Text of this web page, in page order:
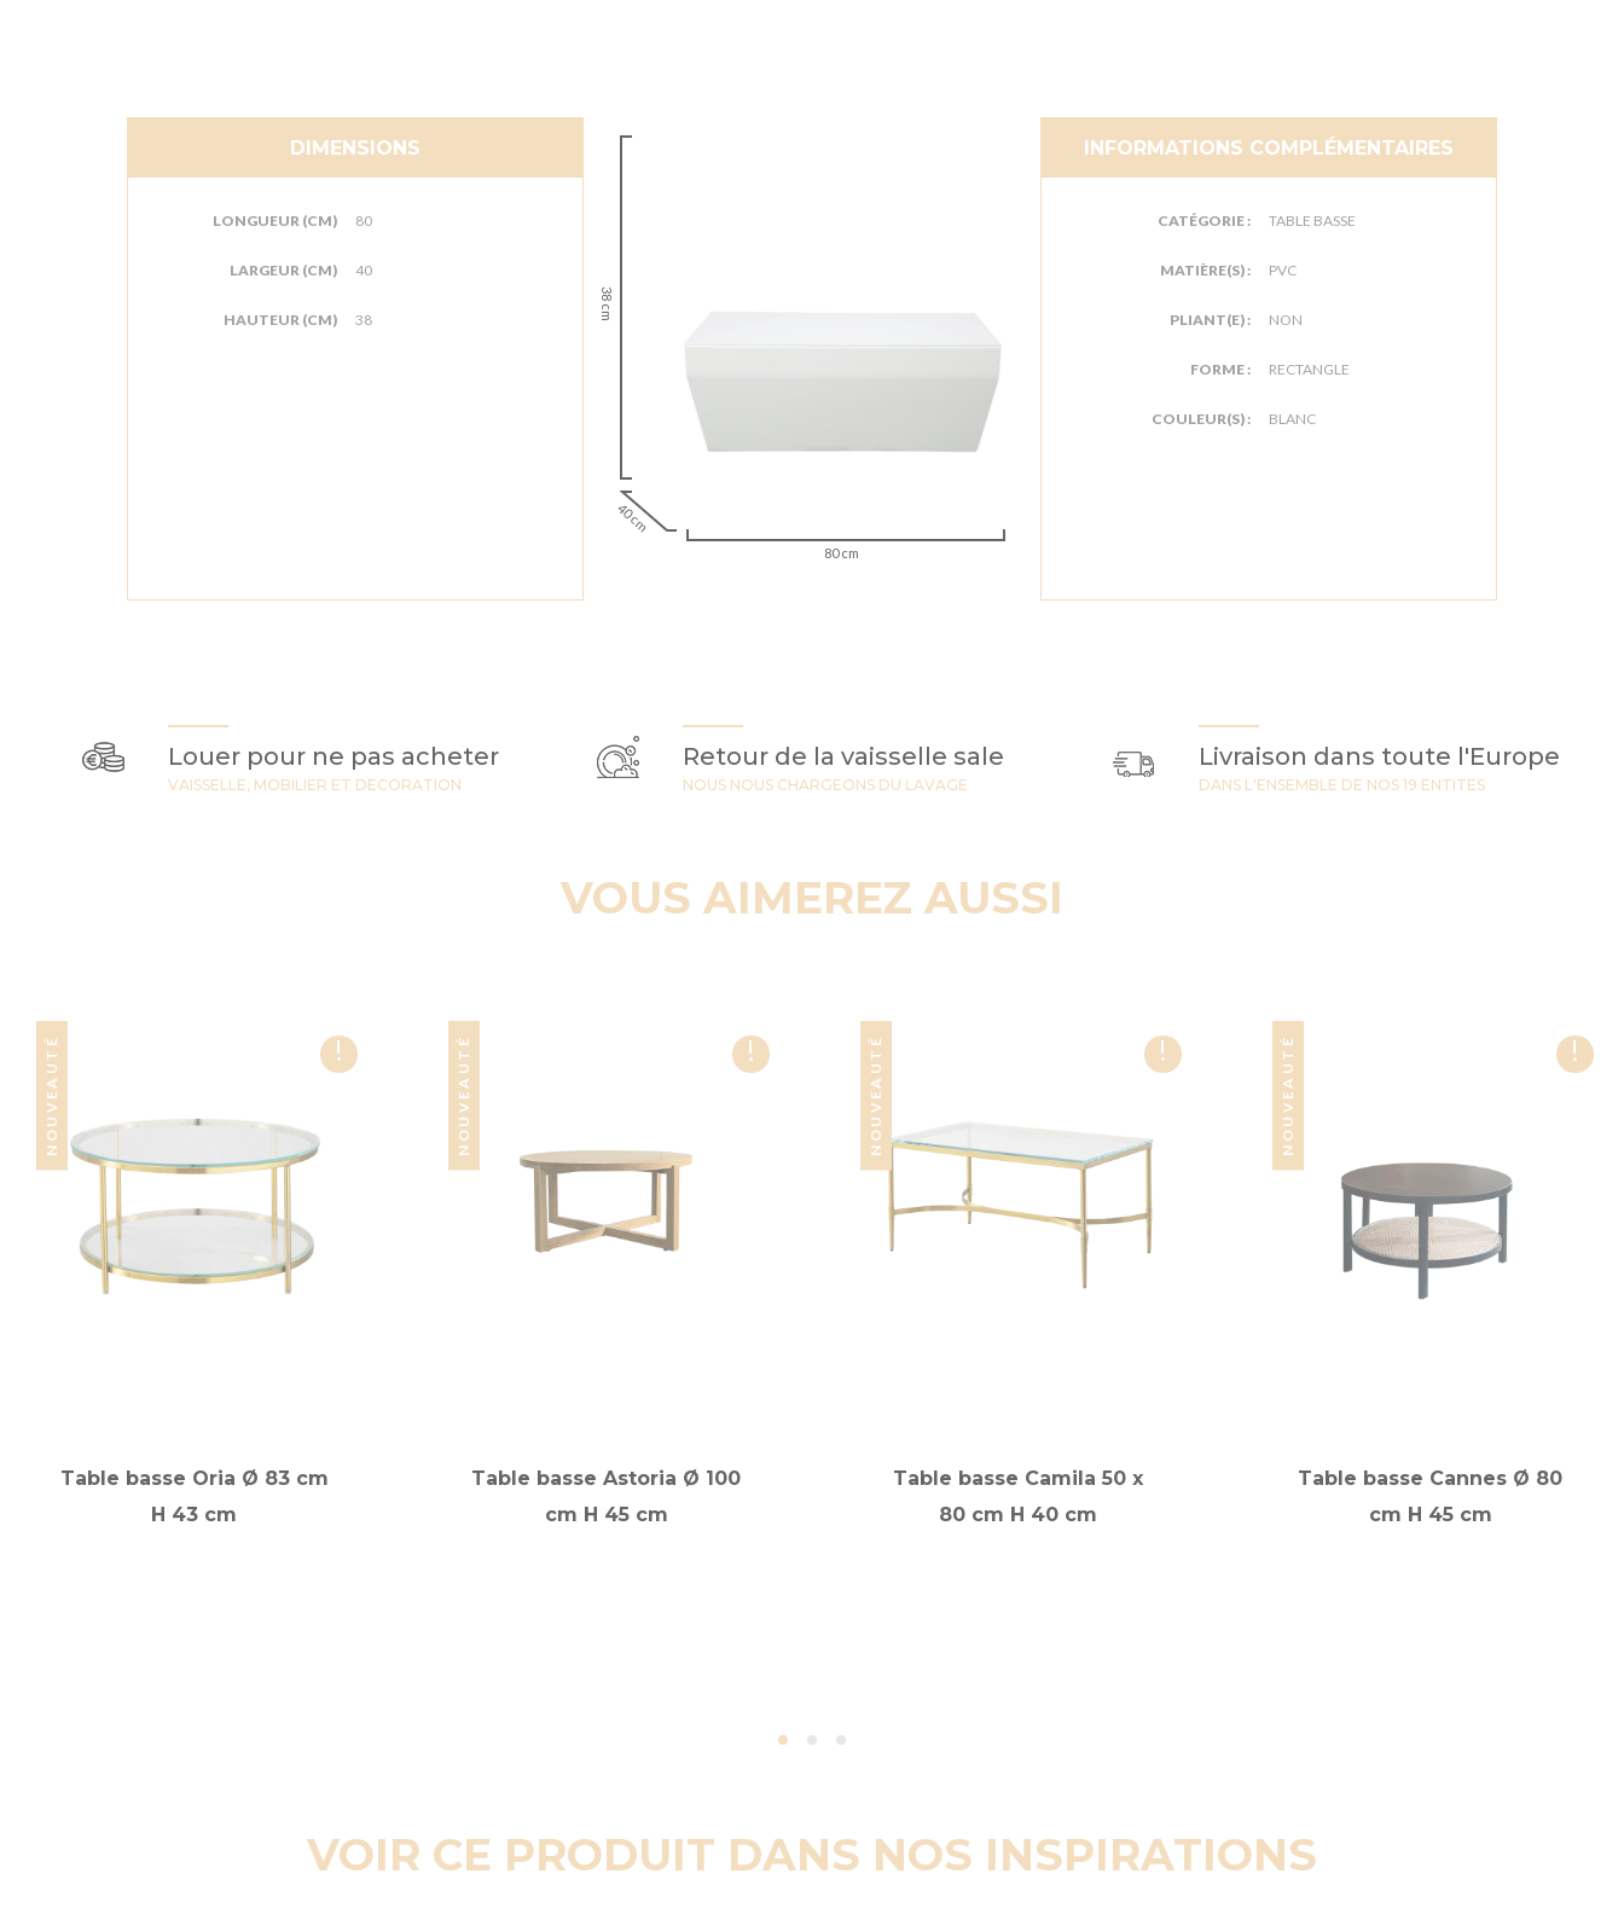
DIMENSIONS
LONGUEUR (CM) 80
LARGEUR (CM) 40
HAUTEUR (CM) 38 38 cm
40 cm
80 cm
INFORMATIONS COMPLÉMENTAIRES
CATÉGORIE : TABLE BASSE
MATIÈRE(S) : PVC
PLIANT(E) : NON
FORME : RECTANGLE
COULEUR(S) : BLANC
Louer pour ne pas acheter
VAISSELLE, MOBILIER ET DECORATION
Retour de la vaisselle sale
NOUS NOUS CHARGEONS DU LAVAGE
Livraison dans toute l'Europe
DANS L'ENSEMBLE DE NOS 19 ENTITES
VOUS AIMEREZ AUSSI
!
NOUVEAUTÉ
Table basse Oria Ø 83 cm
H 43 cm
!
NOUVEAUTÉ
Table basse Astoria Ø 100
cm H 45 cm
!
NOUVEAUTÉ
Table basse Camila 50 x
80 cm H 40 cm
!
NOUVEAUTÉ
Table basse Cannes Ø 80
cm H 45 cm
VOIR CE PRODUIT DANS NOS INSPIRATIONS